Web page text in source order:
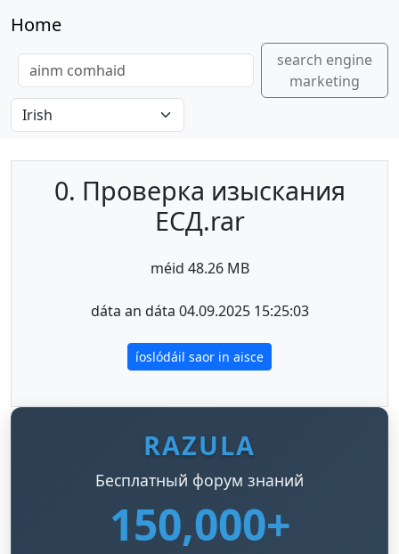
Home
search engine
marketing
0. Проверка изыскания
ЕСД.rar
méid 48.26 MB
dáta an dáta 04.09.2025 15:25:03
íoslódáil saor in aisce
RAZULA
Бесплатный форум знаний
150,000+